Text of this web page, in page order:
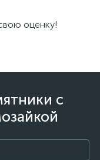
оценку!
с